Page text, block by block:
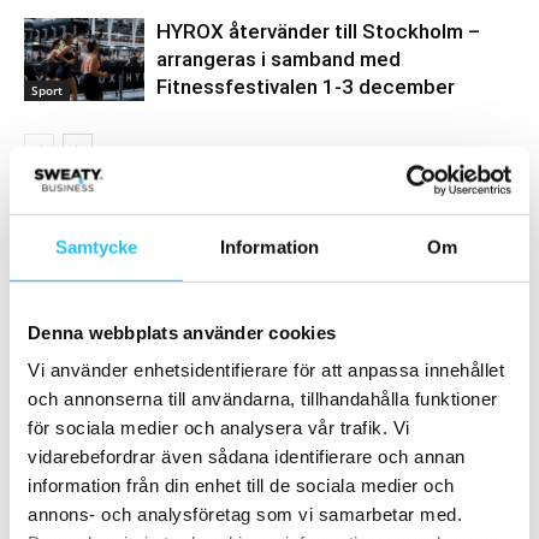
Samtycke Information Om
Denna webbplats använder cookies
Vi använder enhetsidentifierare för att anpassa innehållet
och annonserna till användarna, tillhandahålla funktioner
för sociala medier och analysera vår trafik. Vi
vidarebefordrar även sådana identifierare och annan
information från din enhet till de sociala medier och
annons- och analysföretag som vi samarbetar med.
Sport
HYROX återvänder till Stockholm –
arrangeras i samband med
Fitnessfestivalen 1-3 december
Samarbete
MEST POPULÄRA
NOCCO mest omtalade energidrycken på
Youtube och i poddar
2018-01-17
Debattinlägg: ”Är du också trött på